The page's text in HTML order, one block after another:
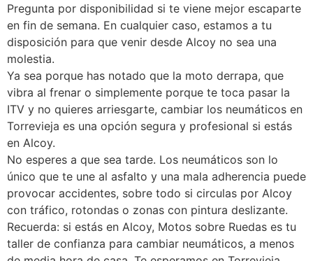
Pregunta por disponibilidad si te viene mejor escaparte
en fin de semana. En cualquier caso, estamos a tu
disposición para que venir desde Alcoy no sea una
molestia.
Ya sea porque has notado que la moto derrapa, que
vibra al frenar o simplemente porque te toca pasar la
ITV y no quieres arriesgarte, cambiar los neumáticos en
Torrevieja es una opción segura y profesional si estás
en Alcoy.
No esperes a que sea tarde. Los neumáticos son lo
único que te une al asfalto y una mala adherencia puede
provocar accidentes, sobre todo si circulas por Alcoy
con tráfico, rotondas o zonas con pintura deslizante.
Recuerda: si estás en Alcoy, Motos sobre Ruedas es tu
taller de confianza para cambiar neumáticos, a menos